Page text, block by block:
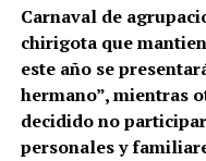
Carnaval de
chirigota que
este año se
hermano”, mientras
decidido no
personales y